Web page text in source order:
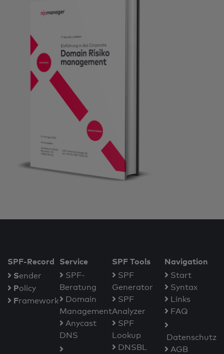
SPF-Record
Sender
Policy
Framework
Service
SPF-
Beratung
Domain
Management
Anycast
DNS
SPF Tools
SPF
Generator
SPF
Analyzer
SPF
Lookup
DNSBL
Navigation
Start
Syntax
Links
FAQ
Datenschutz
AGB